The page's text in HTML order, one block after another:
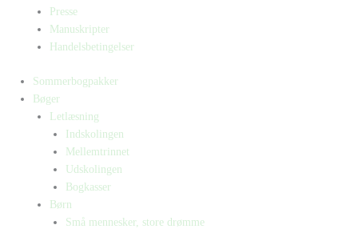
Presse
Manuskripter
Handelsbetingelser
Sommerbogpakker
Bøger
Letlæsning
Indskolingen
Mellemtrinnet
Udskolingen
Bogkasser
Børn
Små mennesker, store drømme